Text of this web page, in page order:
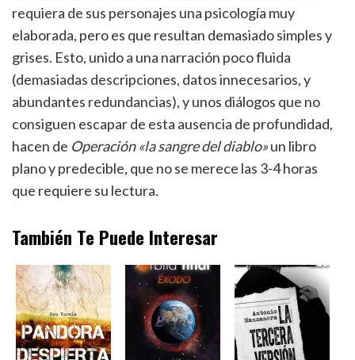
requiera de sus personajes una psicología muy
elaborada, pero es que resultan demasiado simples y
grises. Esto, unido a una narración poco fluida
(demasiadas descripciones, datos innecesarios, y
abundantes redundancias), y unos diálogos que no
consiguen escapar de esta ausencia de profundidad,
hacen de Operación «la sangre del diablo»un libro
plano y predecible, que no se merece las 3-4 horas
que requiere su lectura.
También Te Puede Interesar